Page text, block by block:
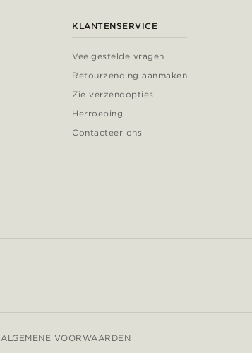
KLANTENSERVICE
Veelgestelde vragen
Retourzending aanmaken
Zie verzendopties
Herroeping
Contacteer ons
ALGEMENE VOORWAARDEN